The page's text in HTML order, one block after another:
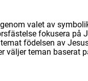
valet av
fokusera på
födelsen av
väljer teman baserat